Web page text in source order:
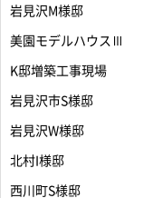
岩見沢M様邸
美園モデルハウスⅢ
K邸増築工事現場
岩見沢市S様邸
岩見沢W様邸
北村I様邸
西川町S様邸